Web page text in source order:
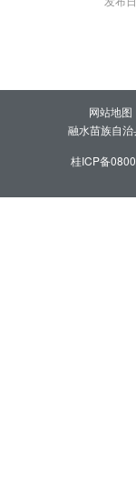
网站地
融水苗族自
桂ICP备